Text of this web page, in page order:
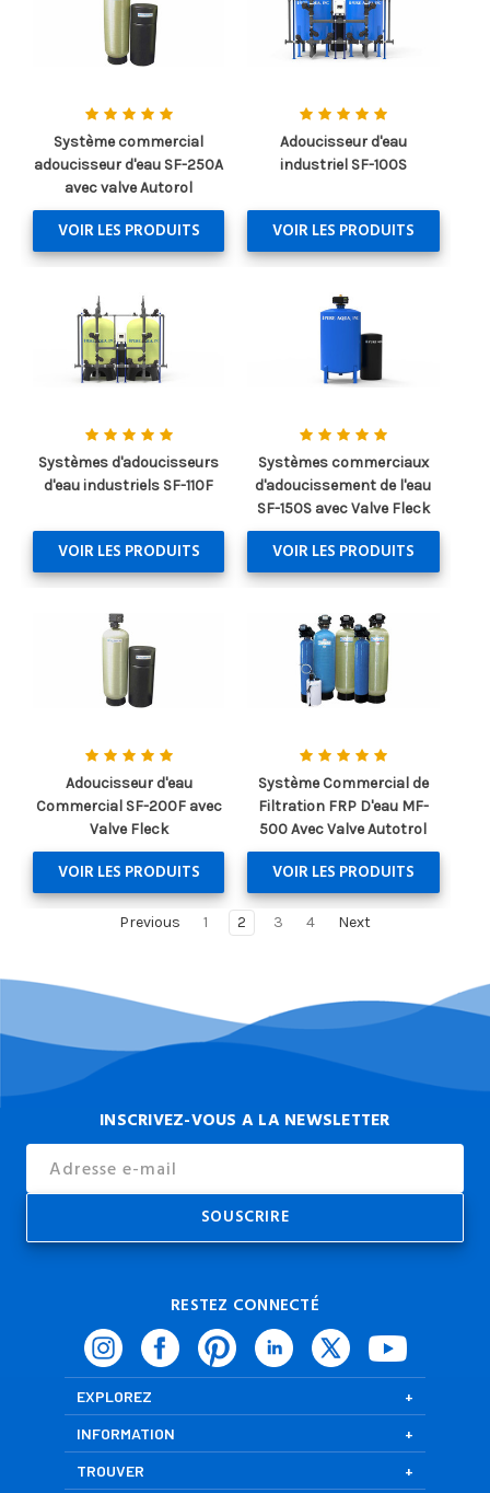
Système commercial
adoucisseur d'eau SF-250A
avec valve Autorol
VOIR LES PRODUITS
Adoucisseur d'eau
industriel SF-100S
VOIR LES PRODUITS
Systèmes d'adoucisseurs
d'eau industriels SF-110F
VOIR LES PRODUITS
Systèmes commerciaux
d'adoucissement de l'eau
SF-150S avec Valve Fleck
VOIR LES PRODUITS
Adoucisseur d'eau
Commercial SF-200F avec
Valve Fleck
VOIR LES PRODUITS
Système Commercial de
Filtration FRP D'eau MF-
500 Avec Valve Autotrol
VOIR LES PRODUITS
Previous 1 2 3 4 Next
INSCRIVEZ-VOUS A LA NEWSLETTER
Address
RESTEZ CONNECTÉ
EXPLOREZ
INFORMATION
TROUVER